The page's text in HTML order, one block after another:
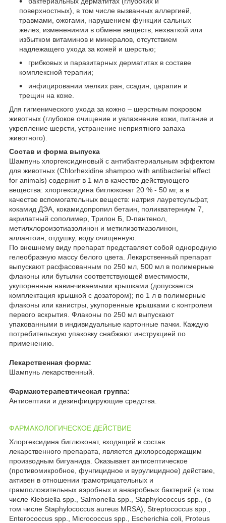
поверхностных), в том числе вызванных аллергией,
травмами, ожогами, нарушением функции сальных
желез, изменениями в обмене веществ, нехваткой или
избытком витаминов и минералов, отсутствием
надлежащего ухода за кожей и шерстью;
грибковых и паразитарных дерматитах в составе
комплексной терапии;
инфицировании мелких ран, ссадин, царапин и
трещин на коже.
Для гигиенического ухода за кожно – шерстным покровом
животных (глубокое очищение и увлажнение кожи, питание и
укрепление шерсти, устранение неприятного запаха
животного).
Состав и форма выпуска
Шампунь хлоргексидиновый с антибактериальным эффектом
для животных (Chlorhexidine shampoo with antibacterial effect
for animals) содержит в 1 мл в качестве действующего
вещества: хлоргексидина биглюконат 20 % - 50 мг, а в
качестве вспомогательных веществ: натрия лауретсульфат,
кокамид ДЭА, кокамидопропил бетаин, поликватерниум 7,
акрилатный сополимер, Трилон Б, D-пантенол,
метилхлороизотиазолинон и метилизотиазолинон,
аллантоин, отдушку, воду очищенную.
По внешнему виду препарат представляет собой однородную
гелеобразную массу белого цвета. Лекарственный препарат
выпускают расфасованным по 250 мл, 500 мл в полимерные
флаконы или бутылки соответствующей вместимости,
укупоренные навинчиваемыми крышками (допускается
комплектация крышкой с дозатором); по 1 л в полимерные
флаконы или канистры, укупоренные крышками с контролем
первого вскрытия. Флаконы по 250 мл выпускают
упакованными в индивидуальные картонные пачки. Каждую
потребительскую упаковку снабжают инструкцией по
применению.
Лекарственная форма:
Шампунь лекарственный.
Фармакотерапевтическая группа:
Антисептики и дезинфицирующие средства.
ФАРМАКОЛОГИЧЕСКОЕ ДЕЙСТВИЕ
Хлоргексидина биглюконат, входящий в состав
лекарственного препарата, является дихлорсодержащим
производным бигуанида. Оказывает антисептическое
(противомикробное, фунгицидное и вурулицидное) действие,
активен в отношении грамотрицательных и
грамположительных аэробных и анаэробных бактерий (в том
числе Klebsiella spp., Salmonella spp., Staphylococcus spp., (в
том числе Staphylococcus aureus MRSA), Streptococcus spp.,
Enterococcus spp., Micrococcus spp., Escherichia coli, Proteus